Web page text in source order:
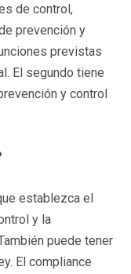
de control,
prevención y
previstas
El segundo tiene
y control
establezca el
y la
puede tener
El compliance